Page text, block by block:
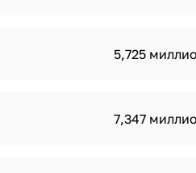
5,725
7,347